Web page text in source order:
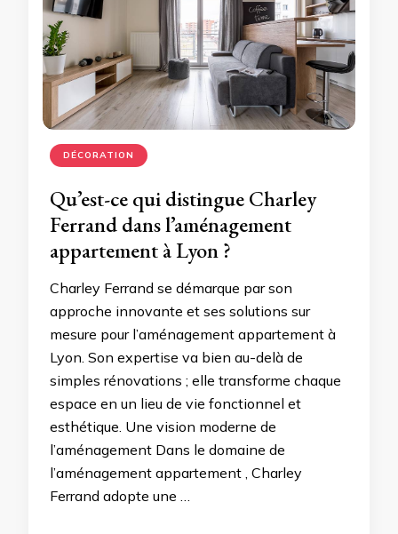
DÉCORATION
Qu’est-ce qui distingue Charley
Ferrand dans l’aménagement
appartement à Lyon ?
Charley Ferrand se démarque par son
approche innovante et ses solutions sur
mesure pour l’aménagement appartement à
Lyon. Son expertise va bien au-delà de
simples rénovations ; elle transforme chaque
espace en un lieu de vie fonctionnel et
esthétique. Une vision moderne de
l’aménagement Dans le domaine de
l’aménagement appartement , Charley
Ferrand adopte une …